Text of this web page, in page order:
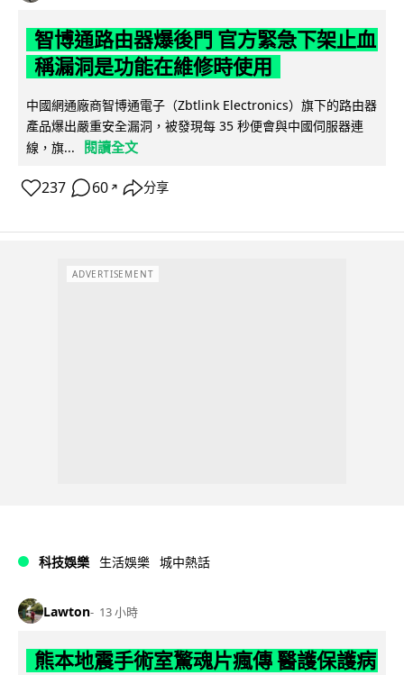
智博通路由器爆後門 官方緊急下架止血
稱漏洞是功能在維修時使用
中國網通廠商智博通電子（Zbtlink Electronics）旗下的路由器
產品爆出嚴重安全漏洞，被發現每 35 秒便會與中國伺服器連
線，旗...
閱讀全文
237 60 ↗ 分享
ADVERTISEMENT
科技娛樂 生活娛樂 城中熱話
Lawton 13 小時
熊本地震手術室驚魂片瘋傳 醫護保護病